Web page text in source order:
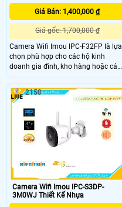
Giá Bán: 1,400,000 ₫
Giá gốc: 1,700,000 ₫
Camera Wifi Imou IPC-F32FP là lựa
chọn phù hợp cho các hộ kinh
doanh gia đình, kho hàng hoặc các
khu vực cần giám sát ngoài trời với
yêu cầu về chất lượng hình ảnh và
tính năng thông minh giúp ghi lại
hình ảnh rõ nét và chi tiết của khu
vực giám sát tích hợp công nghệ
phát hiện chuyển động thông minh
giúp gửi thông báo khi có hoạt động
nghi ngờ xảy ra trong khu vực giám
Camera Wifi Imou IPC-S3DP-
3M0WJ Thiết Kế Nhựa
2150